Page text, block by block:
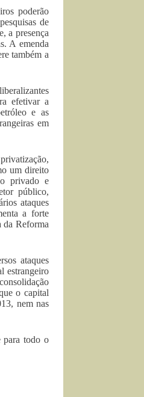
poderão
de
a presença
A emenda
também a
efetivar a
e as
em
um direito
privado e
público,
ataques
a forte
da Reforma
ataques
estrangeiro
o capital
nem nas
para todo o